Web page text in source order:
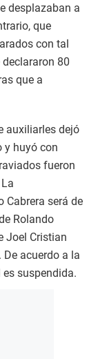
desplazaban a
que
con tal
80
que a
auxiliarles dejó
y huyó con
fueron
Cabrera será de
Rolando
Joel Cristian
acuerdo a la
suspendida.